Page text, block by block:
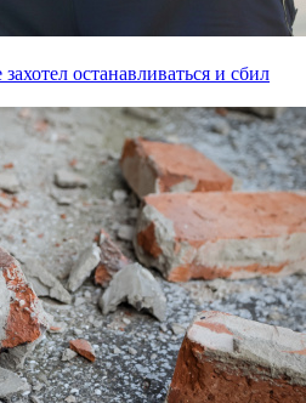
останавливаться и сбил